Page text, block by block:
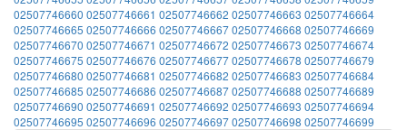
02507746660 02507746661 02507746662 02507746663 02507746664
02507746665 02507746666 0250774666702507746668 02507746669
02507746670 02507746671 02507746672 02507746673 02507746674
02507746675 02507746676 0250774667702507746678 02507746679
02507746680 02507746681 02507746682 02507746683 02507746684
02507746685 02507746686 0250774668702507746688 02507746689
02507746690 02507746691 02507746692 02507746693 02507746694
02507746695 02507746696 0250774669702507746698 02507746699